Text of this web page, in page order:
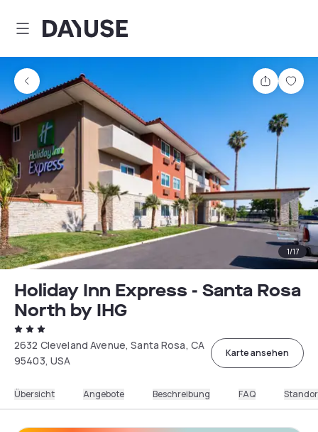
Dayuse
Teilen
1/17
Holiday Inn Express - Santa Rosa
North by IHG
2632 Cleveland Avenue, Santa Rosa, CA
95403, USA
Karte ansehen
Übersicht Angebote Beschreibung FAQ